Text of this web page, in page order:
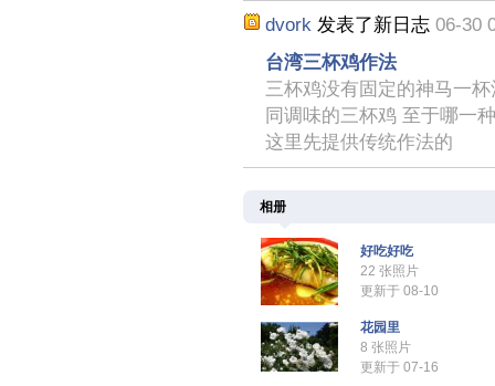
dvork 发表了新日志 06-30
台湾三杯鸡作法
三杯鸡没有固定的神马一
同调味的三杯鸡 至于哪一
这里先提供传统作法的
相册
好吃好吃
22 张照片
更新于 08-10
花园里
8 张照片
更新于 07-16